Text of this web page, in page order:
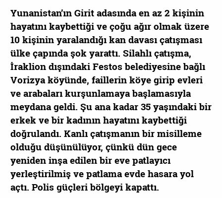
Yunanistan’ın Girit adasında en az 2 kişinin
hayatını kaybettiği ve çoğu ağır olmak üzere
10 kişinin yaralandığı kan davası çatışması
ülke çapında şok yarattı. Silahlı çatışma,
İraklion dışındaki Festos belediyesine bağlı
Vorizya köyünde, faillerin köye girip evleri
ve arabaları kurşunlamaya başlamasıyla
meydana geldi. Şu ana kadar 35 yaşındaki bir
erkek ve bir kadının hayatını kaybettiği
doğrulandı. Kanlı çatışmanın bir misilleme
olduğu düşünülüyor, çünkü dün gece
yeniden inşa edilen bir eve patlayıcı
yerleştirilmiş ve patlama evde hasara yol
açtı. Polis güçleri bölgeyi kapattı.